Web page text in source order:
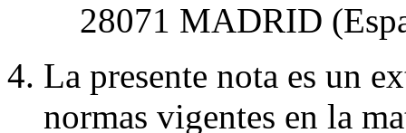
28071 MADRID
La presente nota es un
normas vigentes en la